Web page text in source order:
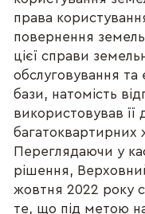
права
повернення
цієї справи
обслуговування та
бази, натомість
використовував її
багатоквартирних
Переглядаючи у
рішення,
жовтня 2022 року
те, що під метою